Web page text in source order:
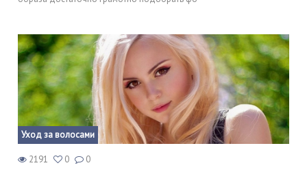
Уход за волосами
2191 0 0